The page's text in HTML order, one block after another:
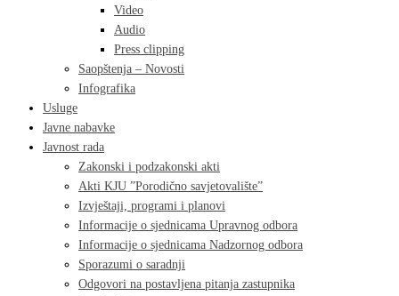
Video
Audio
Press clipping
Saopštenja – Novosti
Infografika
Usluge
Javne nabavke
Javnost rada
Zakonski i podzakonski akti
Akti KJU ”Porodično savjetovalište”
Izvještaji, programi i planovi
Informacije o sjednicama Upravnog odbora
Informacije o sjednicama Nadzornog odbora
Sporazumi o saradnji
Odgovori na postavljena pitanja zastupnika